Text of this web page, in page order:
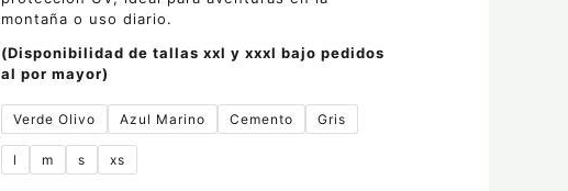
montaña o uso diario.
(Disponibilidad de tallas xxl y xxxl bajo pedidos
al por mayor)
Verde Olivo Azul Marino Cemento Gris
l m s xs